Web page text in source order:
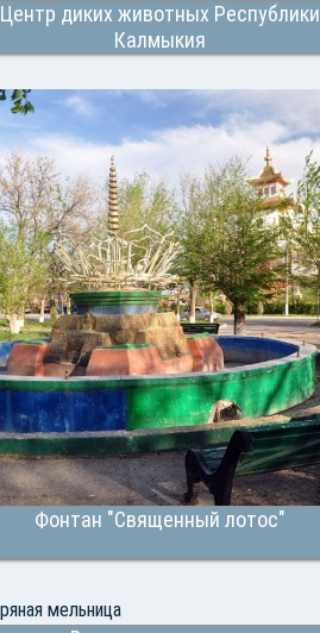
Центр диких животных Республики
Калмыкия
Фонтан "Священный лотос"